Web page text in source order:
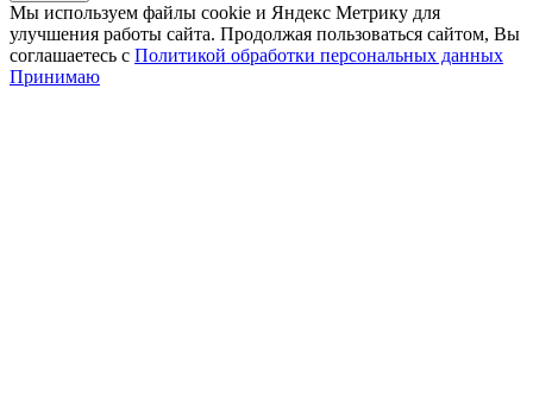
Мы используем файлы cookie и Яндекс Метрику для
улучшения работы сайта. Продолжая пользоваться сайтом, Вы
соглашаетесь с Политикой обработки персональных данных
Принимаю